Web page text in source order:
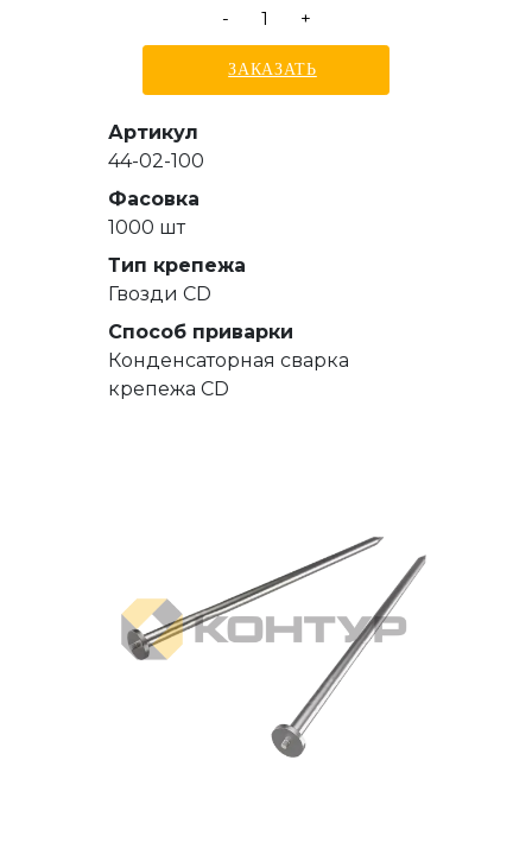
-
+
ЗАКАЗАТЬ
Артикул
44-02-100
Фасовка
1000 шт
Тип крепежа
Гвозди СD
Способ приварки
Конденсаторная сварка
крепежа CD